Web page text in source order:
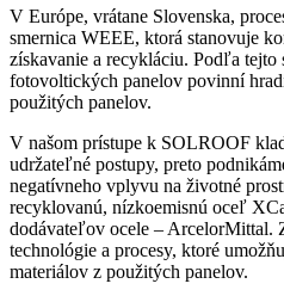
V Európe, vrátane Slovenska,
smernica WEEE, ktorá stanovuje
získavanie a recykláciu. Podľa tejto
fotovoltických panelov povinní
použitých panelov.
V našom prístupe k SOLROOF
udržateľné postupy, preto
negatívneho vplyvu na životné
recyklovanú, nízkoemisnú oceľ
dodávateľov ocele – ArcelorMittal.
technológie a procesy, ktoré
materiálov z použitých panelov.